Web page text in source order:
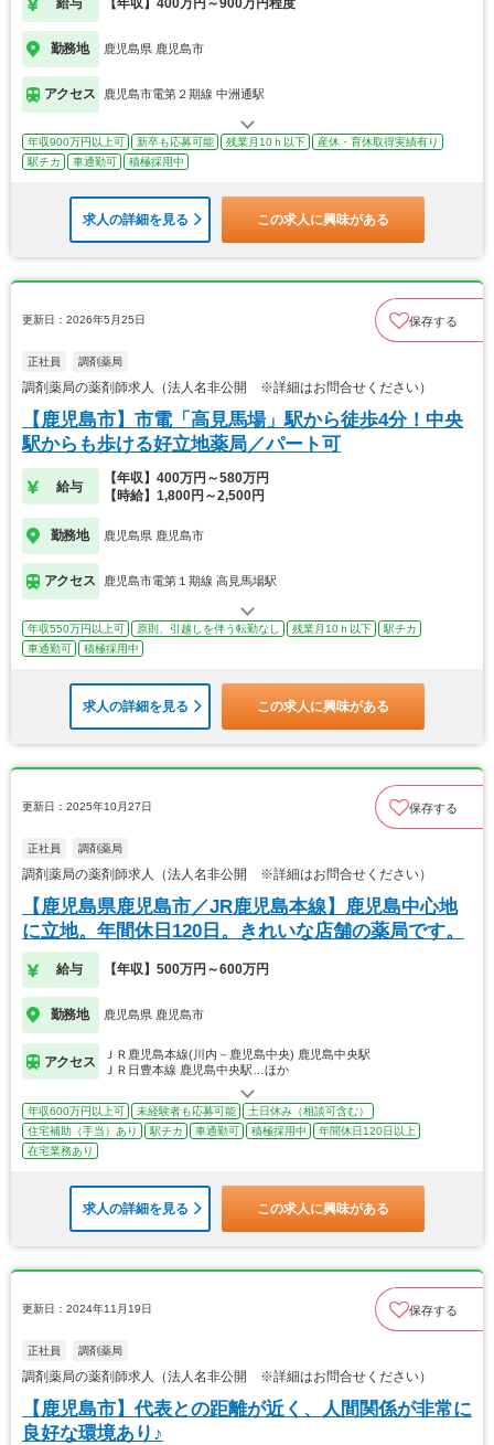
給与 【年収】400万円～900万円程度
勤務地 鹿児島県 鹿児島市
アクセス 鹿児島市電第２期線 中洲通駅
年収900万円以上可 新卒も応募可能 残業月10ｈ以下
産休・育休取得実績有り
駅チカ
車通勤可 積極採用中
求人の詳細を見る この求人に興味がある
更新日：2026年5月25日 保存する
正社員 調剤薬局
調剤薬局の薬剤師求人（法人名非公開 ※詳細はお問合せください）
【鹿児島市】市電「高見馬場」駅から徒歩4分！中央
駅からも歩ける好立地薬局／パート可
給与
【年収】400万円～580万円
【時給】1,800円～2,500円
勤務地 鹿児島県 鹿児島市
アクセス 鹿児島市電第１期線 高見馬場駅
年収550万円以上可 原則、引越しを伴う転勤なし 残業月10ｈ以下
駅チカ
車通勤可
積極採用中
求人の詳細を見る この求人に興味がある
更新日：2025年10月27日 保存する
正社員 調剤薬局
調剤薬局の薬剤師求人（法人名非公開 ※詳細はお問合せください）
【鹿児島県鹿児島市／JR鹿児島本線】鹿児島中心地
に立地。年間休日120日。きれいな店舗の薬局です。
給与 【年収】500万円～600万円
勤務地 鹿児島県 鹿児島市
アクセス
ＪＲ鹿児島本線(川内－鹿児島中央) 鹿児島中央駅
ＪＲ日豊本線 鹿児島中央駅…ほか
年収600万円以上可 未経験者も応募可能
土日休み（相談可含む）
住宅補助（手当）あり
駅チカ 車通勤可 積極採用中
年間休日120日以上
在宅業務あり
求人の詳細を見る この求人に興味がある
更新日：2024年11月19日 保存する
正社員 調剤薬局
調剤薬局の薬剤師求人（法人名非公開 ※詳細はお問合せください）
【鹿児島市】代表との距離が近く、人間関係が非常に
良好な環境あり♪